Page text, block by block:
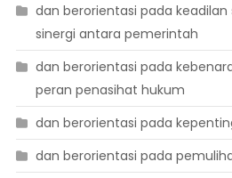
dan berorientasi pada
sinergi antara pemerintah
dan berorientasi pada
peran penasihat hukum
dan berorientasi pada
dan berorientasi pada